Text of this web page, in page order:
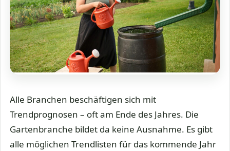
Alle Branchen beschäftigen sich mit
Trendprognosen – oft am Ende des Jahres. Die
Gartenbranche bildet da keine Ausnahme. Es gibt
alle möglichen Trendlisten für das kommende Jahr